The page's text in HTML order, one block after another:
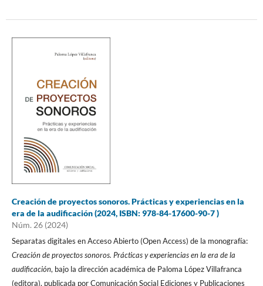
Creación de proyectos sonoros. Prácticas y experiencias en la
era de la audificación (2024, ISBN: 978-84-17600-90-7 )
Núm. 26 (2024)
Separatas digitales en Acceso Abierto (Open Access) de la monografía:
Creación de proyectos sonoros. Prácticas y experiencias en la era de la
audificación, bajo la dirección académica de Paloma López Villafranca
(editora), publicada por Comunicación Social Ediciones y Publicaciones